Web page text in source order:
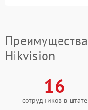
Hikvision
16
сотрудников в штате